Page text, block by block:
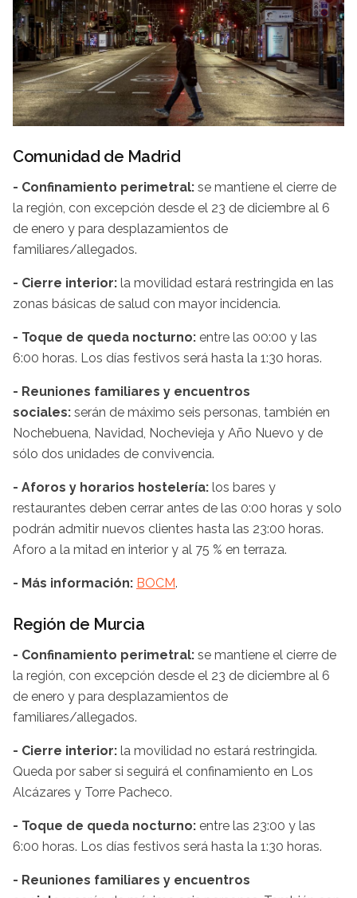
Comunidad de Madrid
- Confinamiento perimetral: se mantiene el cierre de
la región, con excepción desde el 23 de diciembre al 6
de enero y para desplazamientos de
familiares/allegados.
- Cierre interior: la movilidad estará restringida en las
zonas básicas de salud con mayor incidencia.
- Toque de queda nocturno: entre las 00:00 y las
6:00 horas. Los días festivos será hasta la 1:30 horas.
- Reuniones familiares y encuentros
sociales: serán de máximo seis personas, también en
Nochebuena, Navidad, Nochevieja y Año Nuevo y de
sólo dos unidades de convivencia.
- Aforos y horarios hostelería: los bares y
restaurantes deben cerrar antes de las 0:00 horas y solo
podrán admitir nuevos clientes hasta las 23:00 horas.
Aforo a la mitad en interior y al 75 % en terraza.
- Más información: BOCM.
Región de Murcia
- Confinamiento perimetral: se mantiene el cierre de
la región, con excepción desde el 23 de diciembre al 6
de enero y para desplazamientos de
familiares/allegados.
- Cierre interior: la movilidad no estará restringida.
Queda por saber si seguirá el confinamiento en Los
Alcázares y Torre Pacheco.
- Toque de queda nocturno: entre las 23:00 y las
6:00 horas. Los días festivos será hasta la 1:30 horas.
- Reuniones familiares y encuentros